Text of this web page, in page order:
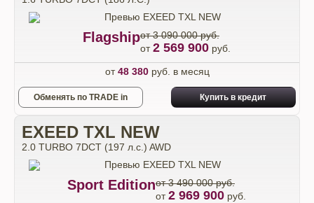
Flagshipот 3 090 000 руб.
от2 569 900 руб.
от48 380руб. в месяц
Обменять по TRADE in Купить в кредит
EXEED TXL NEW
2.0 TURBO 7DCT (197 л.с.) AWD
Sport Editionот 3 490 000 руб.
от2 969 900 руб.